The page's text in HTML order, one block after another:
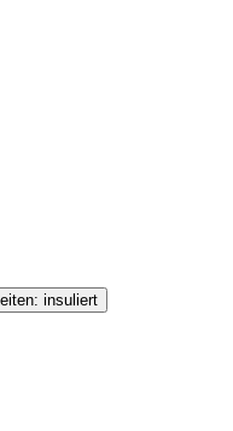
insuliert